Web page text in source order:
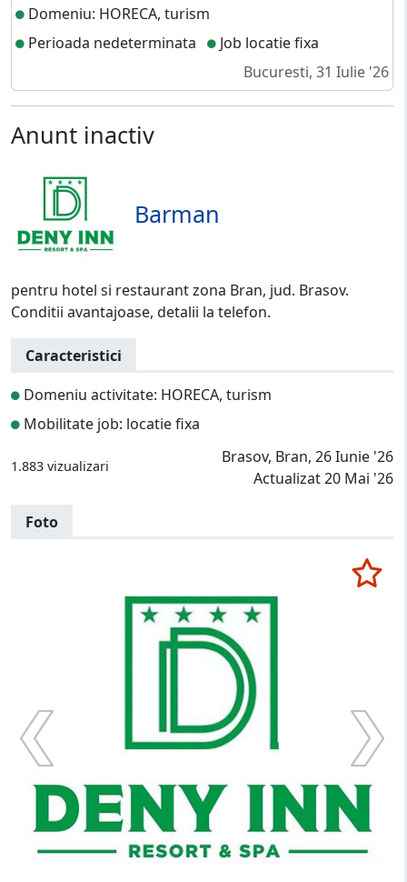
Domeniu: HORECA, turism
Perioada nedeterminata
Job locatie fixa
Bucuresti, 31 Iulie '26
Anunt inactiv
Barman
pentru hotel si restaurant zona Bran, jud. Brasov.
Conditii avantajoase, detalii la telefon.
Caracteristici
Domeniu activitate: HORECA, turism
Mobilitate job: locatie fixa
1.883 vizualizari
Brasov, Bran, 26 Iunie '26
Actualizat 20 Mai '26
Foto